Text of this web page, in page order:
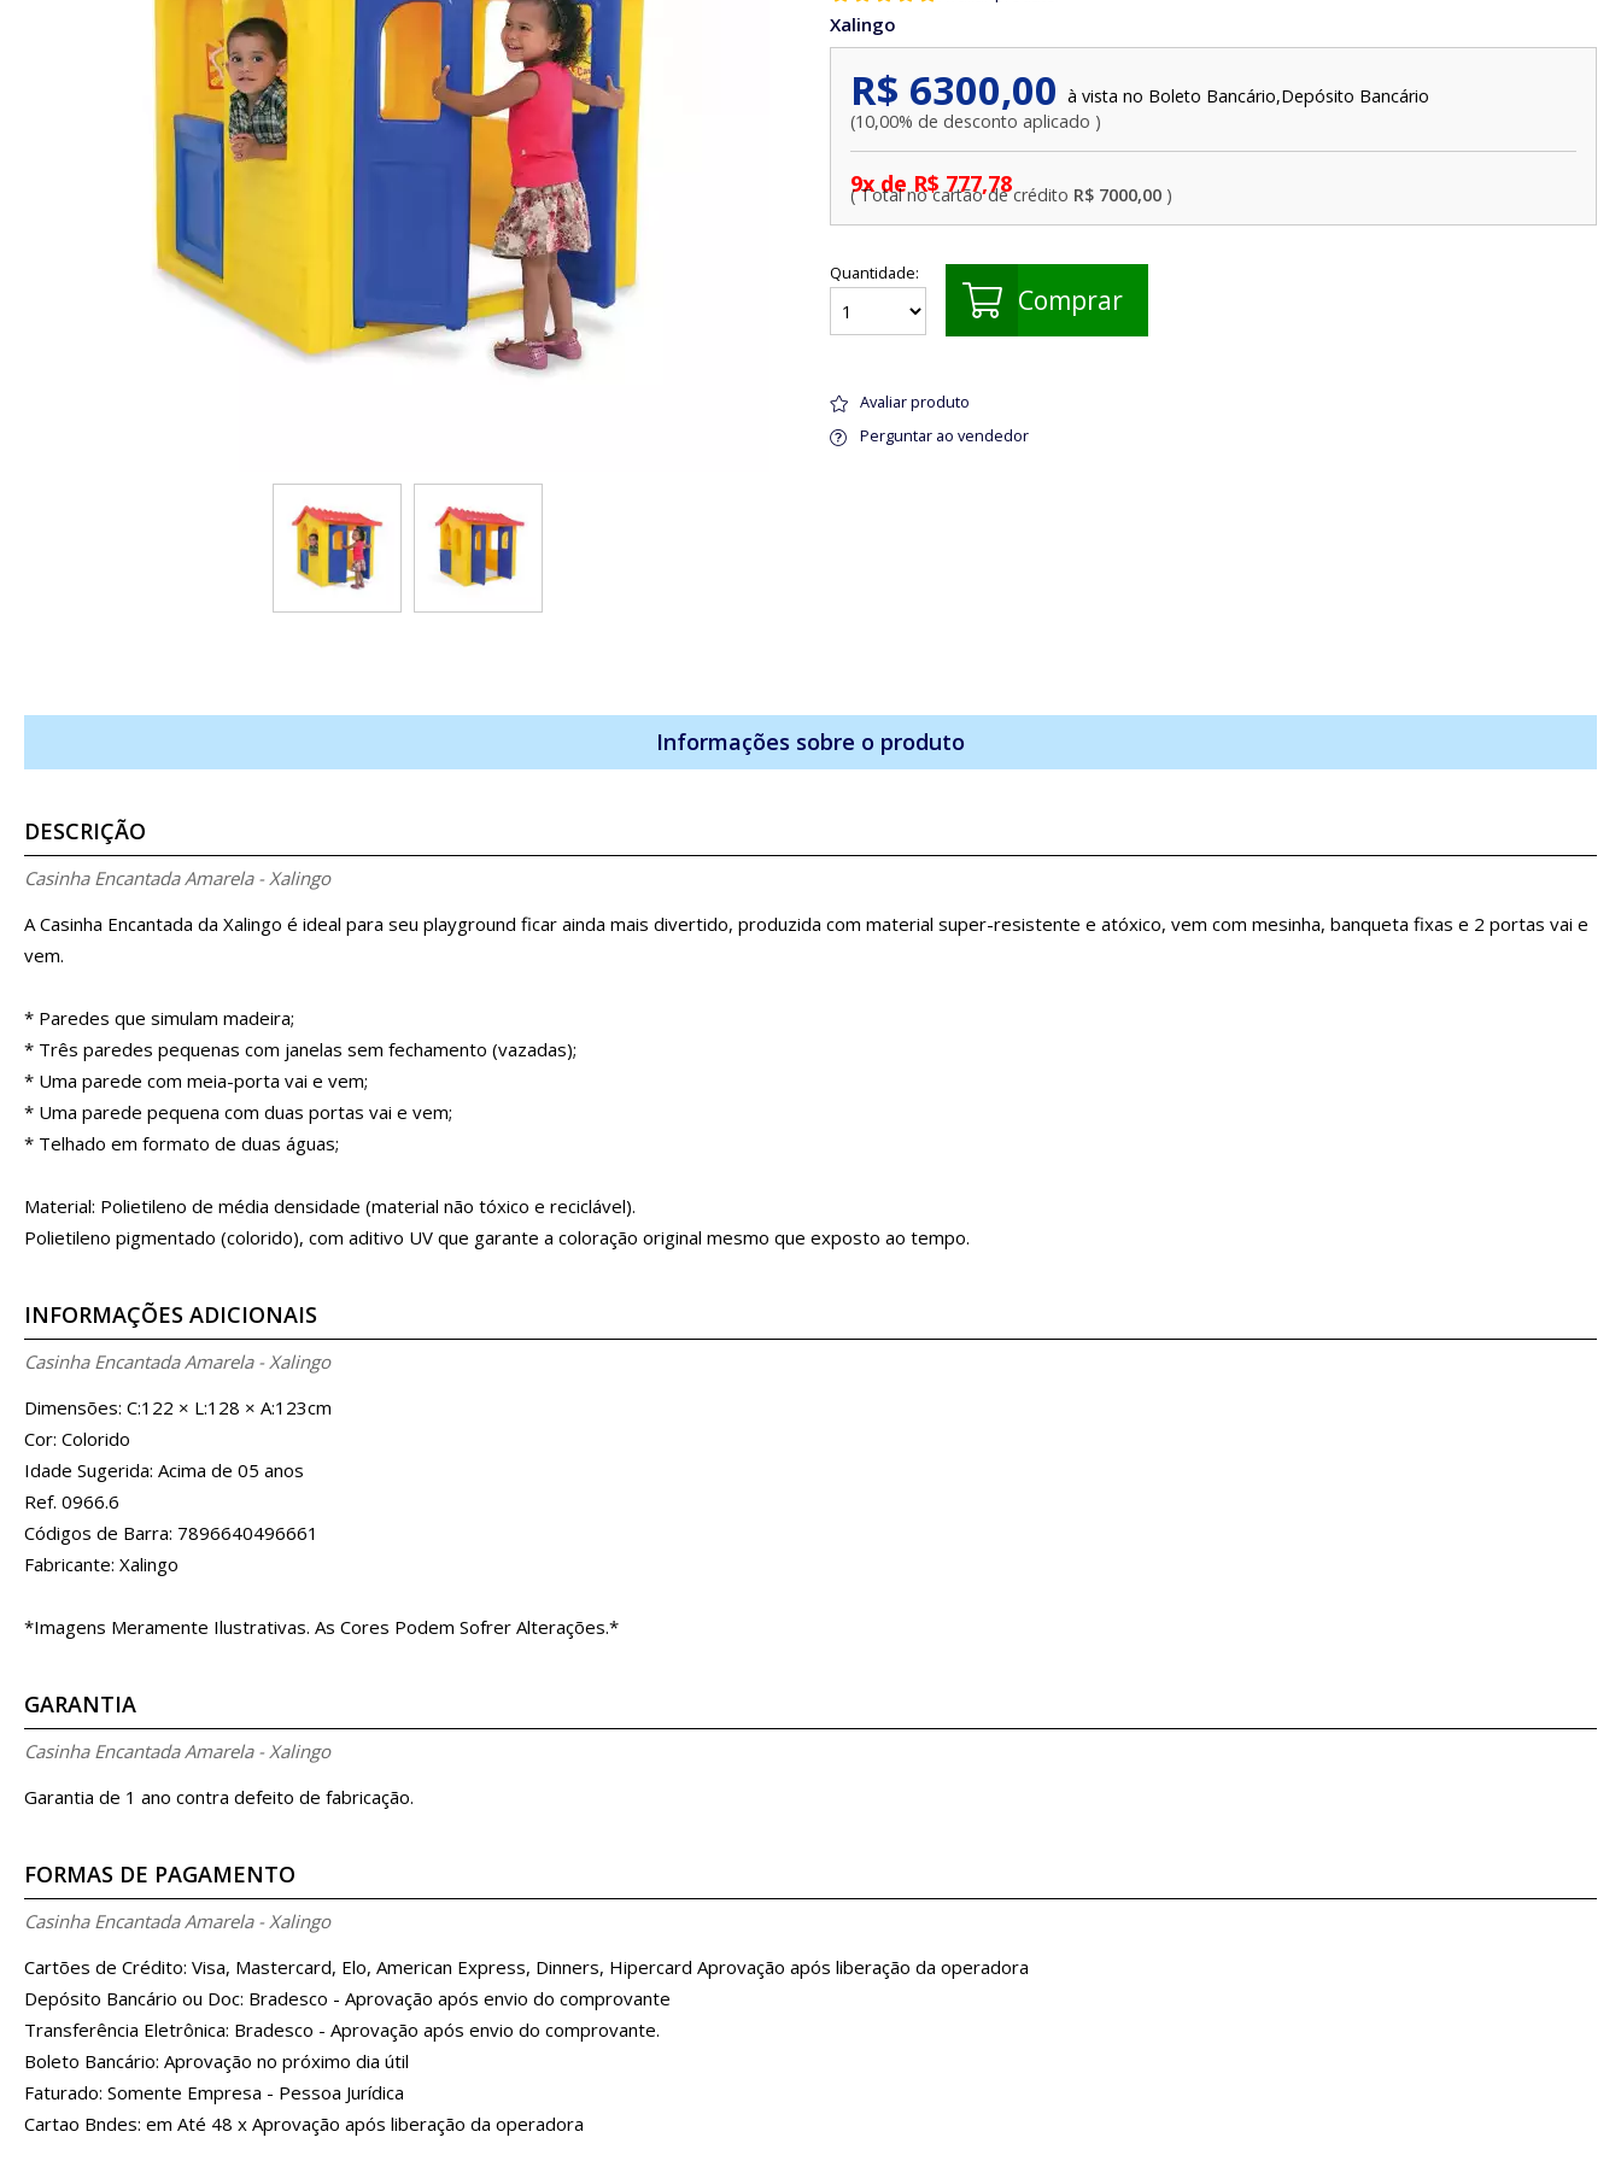
Xalingo
R$ 7000,00
9x de R$ 777,78
R$ 6300,00
10,00% de desconto aplicado
Boleto Bancário,Depósito Bancário
Quantidade:
Comprar
Avaliar produto
Perguntar ao vendedor
Informações sobre o produto
DESCRIÇÃO
Casinha Encantada Amarela - Xalingo
A Casinha Encantada da Xalingo é ideal para seu playground ficar ainda mais divertido, produzida com material super-resistente e atóxico, vem com mesinha, banqueta fixas e 2 portas vai e
vem.
* Paredes que simulam madeira;
* Três paredes pequenas com janelas sem fechamento (vazadas);
* Uma parede com meia-porta vai e vem;
* Uma parede pequena com duas portas vai e vem;
* Telhado em formato de duas águas;
Material: Polietileno de média densidade (material não tóxico e reciclável).
Polietileno pigmentado (colorido), com aditivo UV que garante a coloração original mesmo que exposto ao tempo.
INFORMAÇÕES ADICIONAIS
Casinha Encantada Amarela - Xalingo
Dimensões: C:122 × L:128 × A:123cm
Cor: Colorido
Idade Sugerida: Acima de 05 anos
Ref. 0966.6
Códigos de Barra: 7896640496661
Fabricante: Xalingo
*Imagens Meramente Ilustrativas. As Cores Podem Sofrer Alterações.*
GARANTIA
Casinha Encantada Amarela - Xalingo
Garantia de 1 ano contra defeito de fabricação.
FORMAS DE PAGAMENTO
Casinha Encantada Amarela - Xalingo
Cartões de Crédito: Visa, Mastercard, Elo, American Express, Dinners, Hipercard Aprovação após liberação da operadora
Depósito Bancário ou Doc: Bradesco - Aprovação após envio do comprovante
Transferência Eletrônica: Bradesco - Aprovação após envio do comprovante.
Boleto Bancário: Aprovação no próximo dia útil
Faturado: Somente Empresa - Pessoa Jurídica
Cartao Bndes: em Até 48 x Aprovação após liberação da operadora